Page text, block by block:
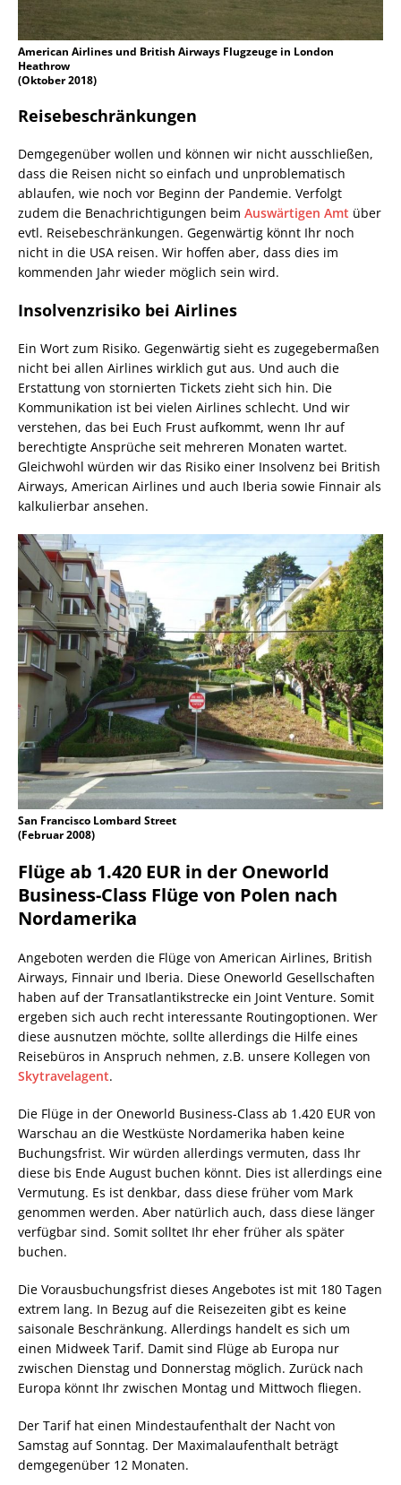
American Airlines und British Airways Flugzeuge in London
Heathrow
(Oktober 2018)
Reisebeschränkungen
Demgegenüber wollen und können wir nicht ausschließen,
dass die Reisen nicht so einfach und unproblematisch
ablaufen, wie noch vor Beginn der Pandemie. Verfolgt
zudem die Benachrichtigungen beim Auswärtigen Amt über
evtl. Reisebeschränkungen. Gegenwärtig könnt Ihr noch
nicht in die USA reisen. Wir hoffen aber, dass dies im
kommenden Jahr wieder möglich sein wird.
Insolvenzrisiko bei Airlines
Ein Wort zum Risiko. Gegenwärtig sieht es zugegebermaßen
nicht bei allen Airlines wirklich gut aus. Und auch die
Erstattung von stornierten Tickets zieht sich hin. Die
Kommunikation ist bei vielen Airlines schlecht. Und wir
verstehen, das bei Euch Frust aufkommt, wenn Ihr auf
berechtigte Ansprüche seit mehreren Monaten wartet.
Gleichwohl würden wir das Risiko einer Insolvenz bei British
Airways, American Airlines und auch Iberia sowie Finnair als
kalkulierbar ansehen.
San Francisco Lombard Street
(Februar 2008)
Flüge ab 1.420 EUR in der Oneworld
Business-Class Flüge von Polen nach
Nordamerika
Angeboten werden die Flüge von American Airlines, British
Airways, Finnair und Iberia. Diese Oneworld Gesellschaften
haben auf der Transatlantikstrecke ein Joint Venture. Somit
ergeben sich auch recht interessante Routingoptionen. Wer
diese ausnutzen möchte, sollte allerdings die Hilfe eines
Reisebüros in Anspruch nehmen, z.B. unsere Kollegen von
Skytravelagent.
Die Flüge in der Oneworld Business-Class ab 1.420 EUR von
Warschau an die Westküste Nordamerika haben keine
Buchungsfrist. Wir würden allerdings vermuten, dass Ihr
diese bis Ende August buchen könnt. Dies ist allerdings eine
Vermutung. Es ist denkbar, dass diese früher vom Mark
genommen werden. Aber natürlich auch, dass diese länger
verfügbar sind. Somit solltet Ihr eher früher als später
buchen.
Die Vorausbuchungsfrist dieses Angebotes ist mit 180 Tagen
extrem lang. In Bezug auf die Reisezeiten gibt es keine
saisonale Beschränkung. Allerdings handelt es sich um
einen Midweek Tarif. Damit sind Flüge ab Europa nur
zwischen Dienstag und Donnerstag möglich. Zurück nach
Europa könnt Ihr zwischen Montag und Mittwoch fliegen.
Der Tarif hat einen Mindestaufenthalt der Nacht von
Samstag auf Sonntag. Der Maximalaufenthalt beträgt
demgegenüber 12 Monaten.